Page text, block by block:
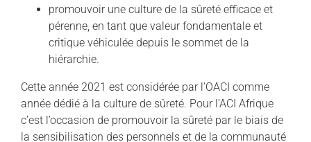
promouvoir une culture de la sûreté efficace et
pérenne, en tant que valeur fondamentale et
critique véhiculée depuis le sommet de la
hiérarchie.
Cette année 2021 est considérée par l’OACI comme
année dédié à la culture de sûreté. Pour l’ACI Afrique
c’est l’occasion de promouvoir la sûreté par le biais de
la sensibilisation des personnels et de la communauté